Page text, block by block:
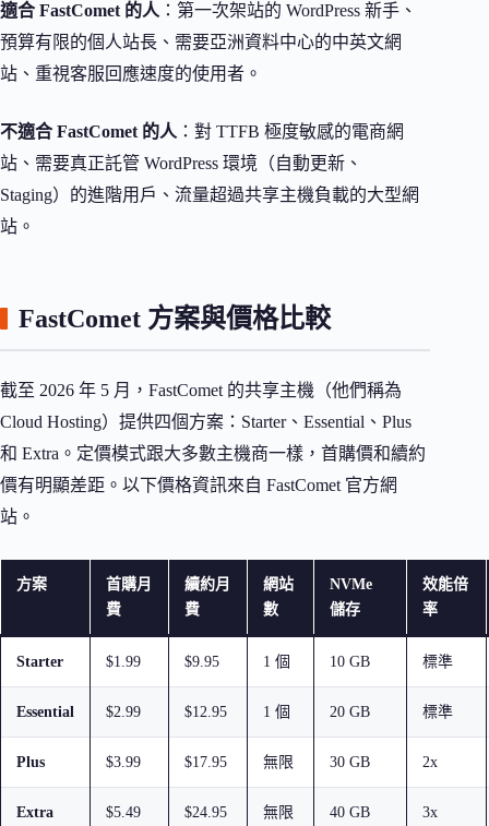
適合 FastComet 的人：第一次架站的 WordPress 新手、
預算有限的個人站長、需要亞洲資料中心的中英文網
站、重視客服回應速度的使用者。
不適合 FastComet 的人：對 TTFB 極度敏感的電商網
站、需要真正託管 WordPress 環境（自動更新、
Staging）的進階用戶、流量超過共享主機負載的大型網
站。
FastComet 方案與價格比較
截至 2026 年 5 月，FastComet 的共享主機（他們稱為
Cloud Hosting）提供四個方案：Starter、Essential、Plus
和 Extra。定價模式跟大多數主機商一樣，首購價和續約
價有明顯差距。以下價格資訊來自 FastComet 官方網
站。
方案
首購月
費
續約月
費
網站
數
NVMe
儲存
效能倍
率
Starter $1.99 $9.95 1 個 10 GB 標準
Essential $2.99 $12.95 1 個 20 GB 標準
Plus $3.99 $17.95 無限 30 GB 2x
Extra $5.49 $24.95 無限 40 GB 3x